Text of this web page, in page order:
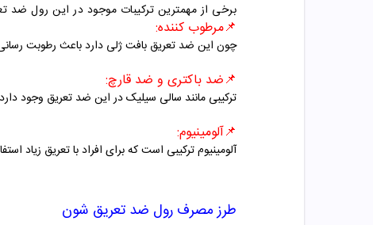
برخی از مهمترین ترکیبات موجود در این رول ضد
📌مرطوب کننده:
چون این ضد تعریق بافت ژلی دارد باعث رطوبت
📌ضد باکتری و ضد قارچ:
ترکیبی مانند سالی سیلیک در این ضد تعریق وجود
📌آلومینیوم:
آلومینیوم ترکیبی است که برای افراد با تعریق زیاد
طرز مصرف رول ضد تعریق شون